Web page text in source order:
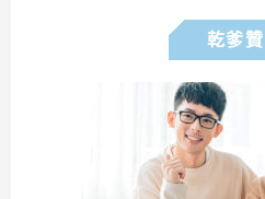
乾爹